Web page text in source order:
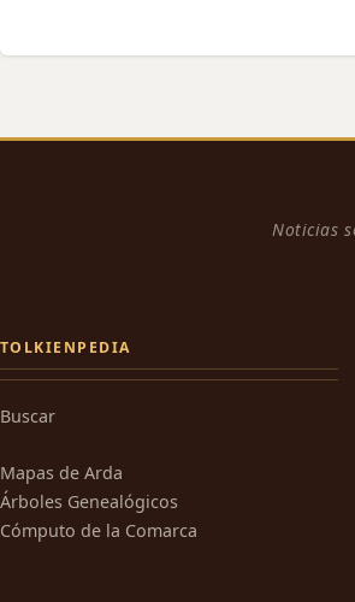
Noticias
TOLKIENPEDIA
Buscar
Mapas de Arda
Árboles Genealógicos
Cómputo de la Comarca